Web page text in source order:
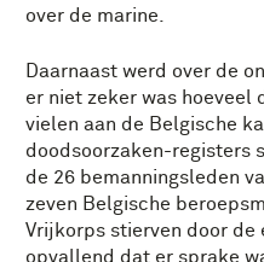
over de marine.
Daarnaast werd over de
er niet zeker was hoeveel
vielen aan de Belgische
doodsoorzaken-registers
de 26 bemanningsleden
zeven Belgische
Vrijkorps stierven door de
opvallend dat er sprake